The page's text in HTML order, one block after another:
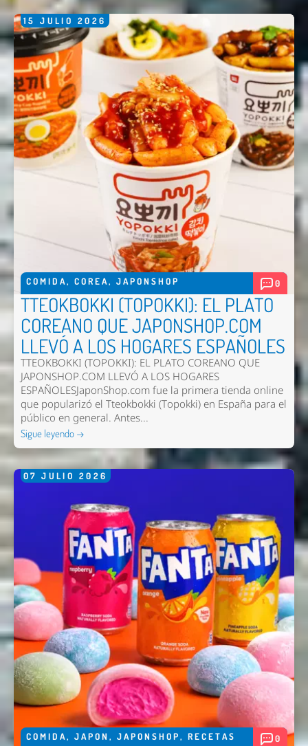
15 JULIO 2026
COMIDA, COREA, JAPONSHOP 0
TTEOKBOKKI (TOPOKKI): EL PLATO
COREANO QUE JAPONSHOP.COM
LLEVÓ A LOS HOGARES ESPAÑOLES
TTEOKBOKKI (TOPOKKI): EL PLATO COREANO QUE
JAPONSHOP.COM LLEVÓ A LOS HOGARES
ESPAÑOLESJaponShop.com fue la primera tienda online
que popularizó el Tteokbokki (Topokki) en España para el
público en general. Antes...
Sigue leyendo →
07 JULIO 2026
COMIDA, JAPON , JAPONSHOP, RECETAS 0
Nombre *
Email *
Comentario *
Enviar